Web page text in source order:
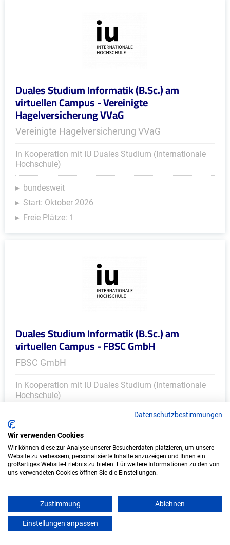
Duales Studium Informatik (B.Sc.) am
virtuellen Campus - Vereinigte
Hagelversicherung VVaG
Vereinigte Hagelversicherung VVaG
In Kooperation mit IU Duales Studium (Internationale
Hochschule)
bundesweit
Start: Oktober 2026
Freie Plätze: 1
Duales Studium Informatik (B.Sc.) am
virtuellen Campus - FBSC GmbH
FBSC GmbH
In Kooperation mit IU Duales Studium (Internationale
Hochschule)
Start: Oktober 2026
Freie Plätze: 1
Datenschutzbestimmungen
Wir verwenden Cookies
Wir können diese zur Analyse unserer Besucherdaten platzieren, um unsere
Website zu verbessern, personalisierte Inhalte anzuzeigen und Ihnen ein
großartiges Website-Erlebnis zu bieten. Für weitere Informationen zu den von
uns verwendeten Cookies öffnen Sie die Einstellungen.
Zustimmung Ablehnen
Einstellungen anpassen